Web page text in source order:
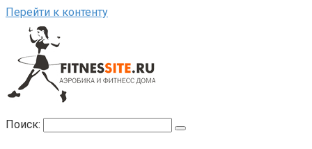
Перейти к контенту
Поиск: